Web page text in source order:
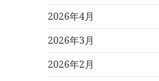
2026年4月
2026年3月
2026年2月